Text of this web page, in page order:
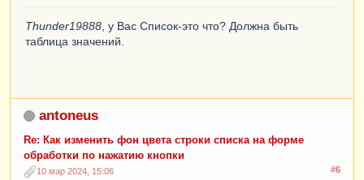
Thunder19888 , у Вас Список-это что? Должна быть
таблица значений.
antoneus
Re: Как изменить фон цвета строки списка на форме
обработки по нажатию кнопки
#6
10 мар 2024, 15:06